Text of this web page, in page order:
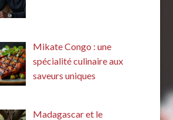
Mikate Congo : une
spécialité culinaire aux
saveurs uniques
Madagascar et le